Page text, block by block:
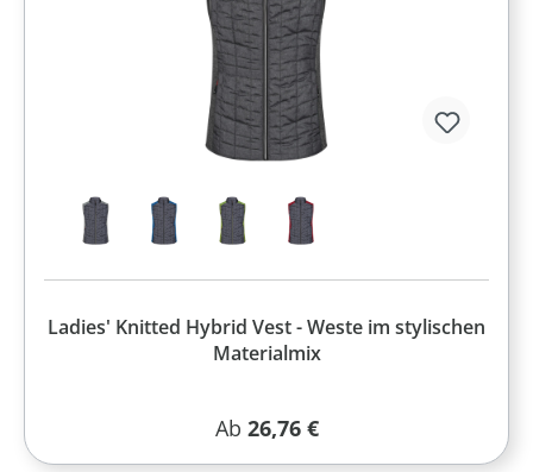
Ladies' Knitted Hybrid Vest - Weste im stylischen
Materialmix
Regulärer Preis:
Ab 26,76 €